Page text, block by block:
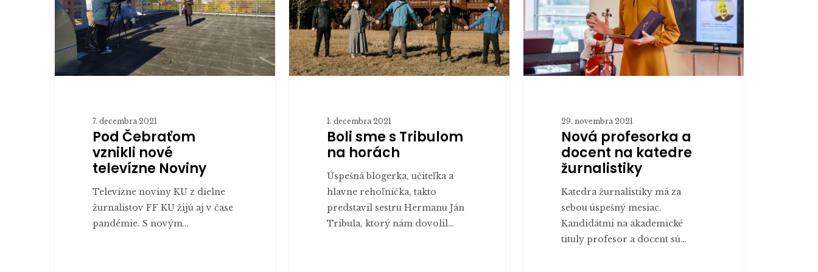
Noviny
7. decembra 2021
Pod Čebraťom
vznikli nové
televízne Noviny
Televízne noviny KU z dielne
žurnalistov FF KU žijú aj v čase
pandémie. S novým…
horách
1. decembra 2021
Boli sme s Tribulom
na horách
Úspešná blogerka, učiteľka a
hlavne rehoľníčka, takto
predstavil sestru Hermanu Ján
Tribula, ktorý nám dovolil…
katedre
žurnalistiky
29. novembra 2021
Nová profesorka a
docent na katedre
žurnalistiky
Katedra žurnalistiky má za
sebou úspešný mesiac.
Kandidátmi na akademické
tituly profesor a docent sú…